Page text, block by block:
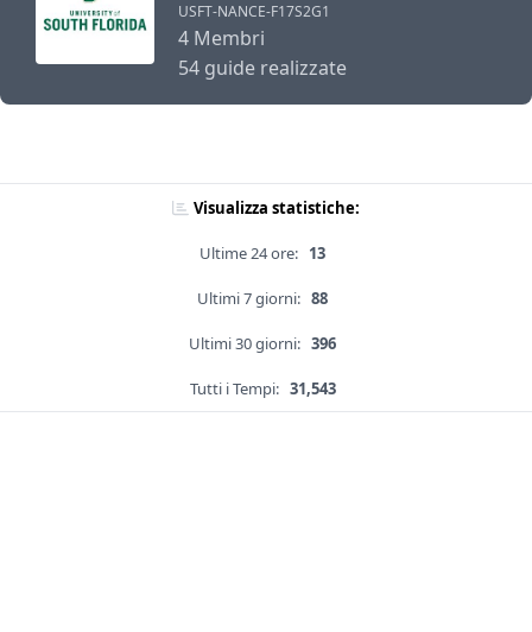
USFT-NANCE-F17S2G1
4 Membri
54 guide realizzate
Visualizza statistiche:
Ultime 24 ore: 13
Ultimi 7 giorni: 88
Ultimi 30 giorni: 396
Tutti i Tempi: 31,543